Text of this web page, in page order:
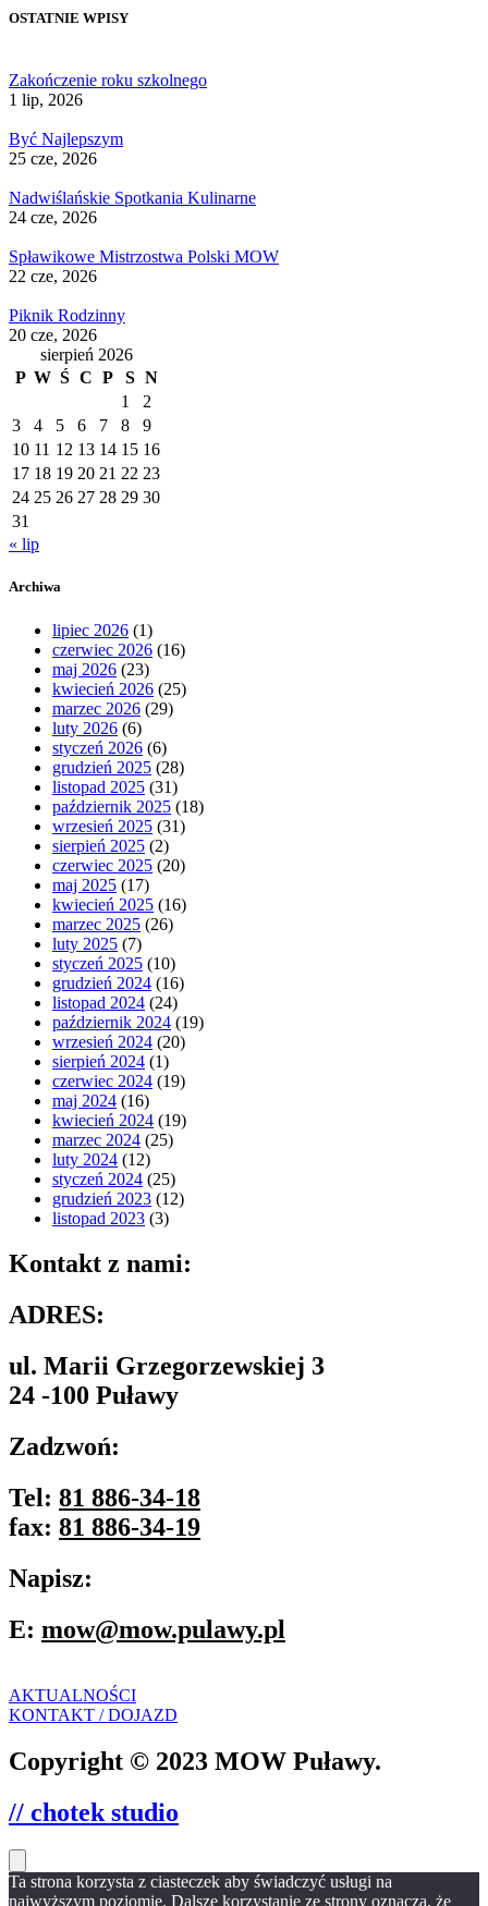
OSTATNIE WPISY
Zakończenie roku szkolnego
1 lip, 2026
Być Najlepszym
25 cze, 2026
Nadwiślańskie Spotkania Kulinarne
24 cze, 2026
Spławikowe Mistrzostwa Polski MOW
22 cze, 2026
Piknik Rodzinny
20 cze, 2026
sierpień 2026
P W Ś C P S N
1
2
3
4 5 6 7 8
9
10 11 12 13 14 15 16
17 18 19 20 21 22 23
24 25 26 27 28 29 30
31
« lip
Archiwa
lipiec 2026 (1)
czerwiec 2026 (16)
maj 2026 (23)
kwiecień 2026 (25)
marzec 2026 (29)
luty 2026 (6)
styczeń 2026 (6)
grudzień 2025 (28)
listopad 2025 (31)
październik 2025 (18)
wrzesień 2025 (31)
sierpień 2025 (2)
czerwiec 2025 (20)
maj 2025 (17)
kwiecień 2025 (16)
marzec 2025 (26)
luty 2025 (7)
styczeń 2025 (10)
grudzień 2024 (16)
listopad 2024 (24)
październik 2024 (19)
wrzesień 2024 (20)
sierpień 2024 (1)
czerwiec 2024 (19)
maj 2024 (16)
kwiecień 2024 (19)
marzec 2024 (25)
luty 2024 (12)
styczeń 2024 (25)
grudzień 2023 (12)
listopad 2023 (3)
Kontakt z nami:
ADRES:
ul. Marii Grzegorzewskiej 3
24 -100 Puławy
Zadzwoń:
Tel: 81 886-34-18
fax: 81 886-34-19
Napisz:
E: mow@mow.pulawy.pl
AKTUALNOŚCI
KONTAKT / DOJAZD
Copyright © 2023 MOW Puławy.
// chotek studio
Ta strona korzysta z ciasteczek aby świadczyć usługi na
najwyższym poziomie. Dalsze korzystanie ze strony oznacza, że